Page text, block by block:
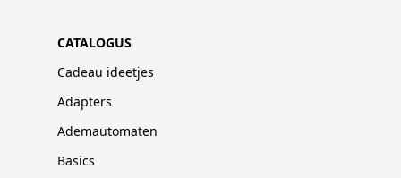
CATALOGUS
Cadeau ideetjes
Adapters
Ademautomaten
Basics